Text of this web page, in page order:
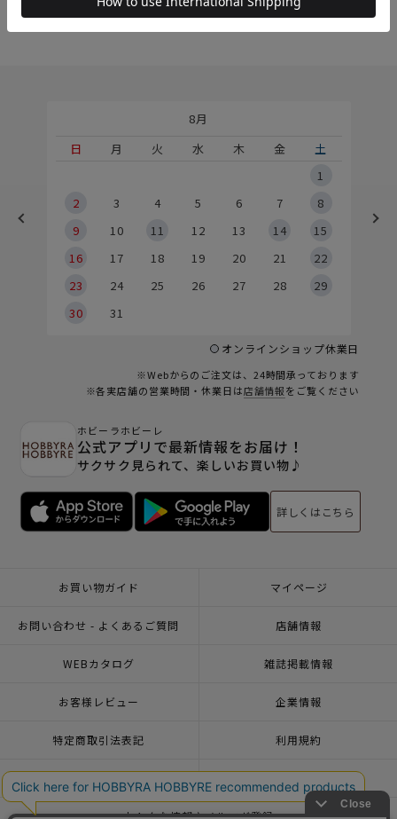
8月
日
月 火 水 木 金
土
1
2
3 4 5 6 7
8
9
10 11 12 13 14
15
16
17 18 19 20 21
22
23
24 25 26 27 28
29
30
31
オンラインショップ休業日
※Webからのご注文は、24時間承っております
※各実店舗の営業時間・休業日は店舗情報をご覧ください
ホビーラホビーレ
公式アプリで最新情報をお届け！
サクサク見られて、楽しいお買い物♪
詳しくはこちら
お買い物ガイド マイページ
お問い合わせ - よくあるご質問 店舗情報
WEBカタログ 雑誌掲載情報
お客様レビュー 企業情報
特定商取引法表記 利用規約
個人情報ポリシー 一緒に働こう♪求人情報